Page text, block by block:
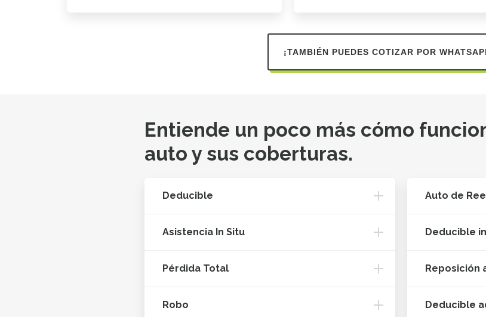
¡TAMBIÉN PUEDES COTIZAR POR
Entiende un poco más cómo
auto y sus coberturas.
Deducible
Asistencia In Situ
Pérdida Total
Robo
Auto de
Deducible
Reposición
Deducible